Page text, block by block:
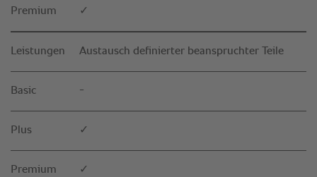
Premium ✓
Leistungen Austausch definierter beanspruchter Teile
Basic -
Plus ✓
Premium ✓